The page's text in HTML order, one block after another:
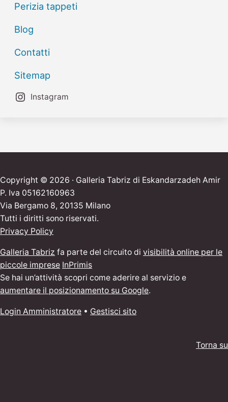
Perizia tappeti
Blog
Contatti
Sitemap
Instagram
Copyright © 2026 · Galleria Tabriz di Eskandarzadeh Amir
P. Iva 05162160963
Via Bergamo 8, 20135 Milano
Tutti i diritti sono riservati.
Privacy Policy
Galleria Tabriz fa parte del circuito divisibilità online per le
piccole imprese InPrimis
Se hai un’attività scopri come aderire al servizio e
aumentare il posizionamento su Google.
Login Amministratore • Gestisci sito
Torna su